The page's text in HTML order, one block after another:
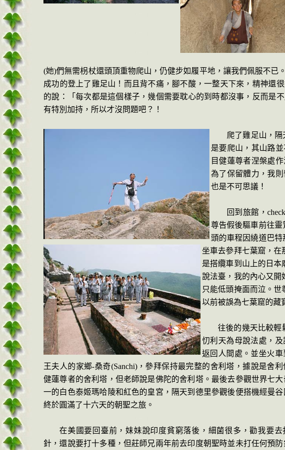
(她)們無需枴杖還頭頂重物爬山，仍健步如履平地，讓我們佩服不已
成功的登上了雞足山！而且背不痛，腳不酸，一整天下來，精神還
的說：「每次都是這個樣子，幾個需要耽心的到時都沒事，反而是
有特別加持，所以才沒問題吧？！
爬了雞足山，
是要爬山，其山路
目健蓮尊者涅槃處
為了保留體力，我
也是不可思議！
回到旅館，
尊告假後驅車前往靈
頭的車程因繞道巴
坐車去參拜七葉窟，在
是搭纜車到山上的日本
說法臺，我的內心又開
只能低頭掩面而泣。
以前被誤為七葉窟的藏
往後的幾天比較輕
忉利天為母說法處，及
返回人間處。並坐火車
王夫人的家鄉-桑奇(Sanchi)，參拜保持最完整的舍利塔，據說是舍利
健蓮尊者的舍利塔，但老師說是佛陀的舍利塔。最後去參觀世界七大
一的白色泰姬瑪哈陵和紅色的皇宮，隔天到德里參觀後便搭機經曼谷
終於圓滿了十六天的朝聖之旅。
在美國要回臺前，妹妹說印度貧窮落後，細菌很多，勸我要去
針，還說要打十多種，但莊師兄兩年前去印度朝聖時並未打任何預防